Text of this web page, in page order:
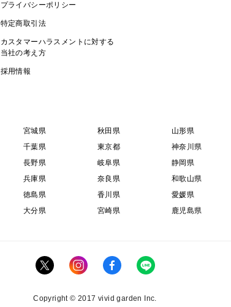
プライバシーポリシー
特定商取引法
カスタマーハラスメントに対する
当社の考え方
採用情報
宮城県 秋田県 山形県
千葉県 東京都 神奈川県
長野県 岐阜県 静岡県
兵庫県 奈良県 和歌山県
徳島県 香川県 愛媛県
大分県 宮崎県 鹿児島県
Copyright © 2017 vivid garden Inc.